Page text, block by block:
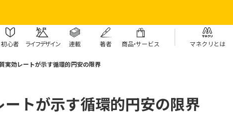
初心者 ライフデザイン 連載 著者 商品・サービス マネクリとは
質実効レートが示す循環的円安の限界
ートが示す循環的円安の限界